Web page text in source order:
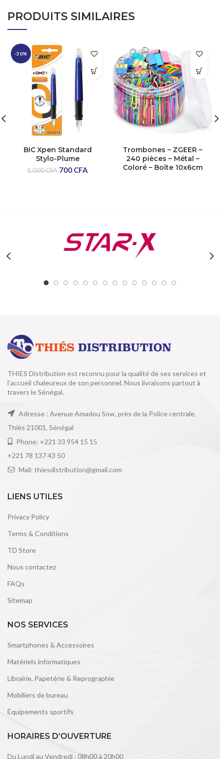
PRODUITS SIMILAIRES
-30%
BIC Xpen Standard
Stylo-Plume
1.000CFA 700 CFA
Trombones – ZGEER –
240 pièces – Métal –
Coloré – Boîte 10x6cm
THIES Distribution est reconnu pour la qualité de ses services et
l’accueil chaleureux de son personnel. Nous livraisons partout à
travers le Sénégal.
Adresse : Avenue Amadou Sow, près de la Police centrale,
Thiès 21001, Sénégal
Phone: +221 33 954 15 15
+221 78 137 43 50
Mail: thiesdistribution@gmail.com
LIENS UTILES
Privacy Policy
Terms & Conditions
TD Store
Nous contactez
FAQs
Sitemap
NOS SERVICES
Smartphones & Accessoires
Matériels informatiques
Librairie, Papetérie & Reprographie
Mobiliers de bureau
Équipements sportifs
HORAIRES D’OUVERTURE
Du Lundi au Vendredi : 08h00 à 20h00